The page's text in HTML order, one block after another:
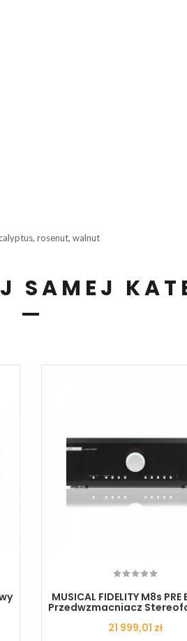
rosenut, walnut
SAMEJ
MUSICAL FIDELITY M8s
Przedwzmacniacz
Cena
21 999,01 zł